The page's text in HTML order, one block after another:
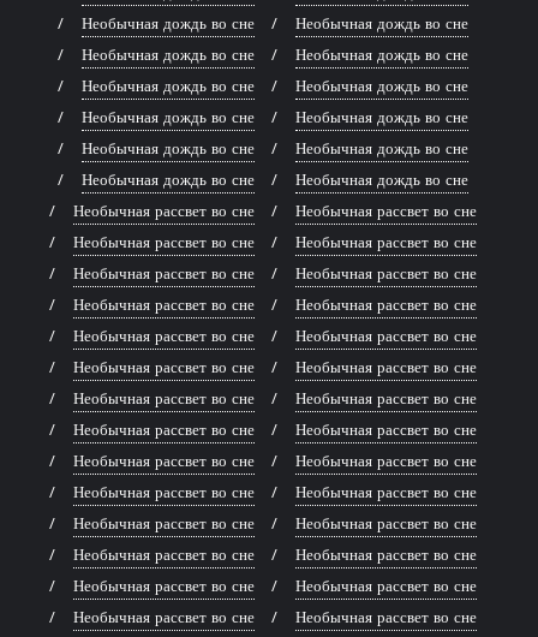
Необычная дождь во сне
Необычная дождь во сне
Необычная дождь во сне
Необычная дождь во сне
Необычная дождь во сне
Необычная дождь во сне
Необычная дождь во сне
Необычная дождь во сне
Необычная дождь во сне
Необычная дождь во сне
Необычная дождь во сне
Необычная дождь во сне
Необычная рассвет во сне
Необычная рассвет во сне
Необычная рассвет во сне
Необычная рассвет во сне
Необычная рассвет во сне
Необычная рассвет во сне
Необычная рассвет во сне
Необычная рассвет во сне
Необычная рассвет во сне
Необычная рассвет во сне
Необычная рассвет во сне
Необычная рассвет во сне
Необычная рассвет во сне
Необычная рассвет во сне
Необычная рассвет во сне
Необычная рассвет во сне
Необычная рассвет во сне
Необычная рассвет во сне
Необычная рассвет во сне
Необычная рассвет во сне
Необычная рассвет во сне
Необычная рассвет во сне
Необычная рассвет во сне
Необычная рассвет во сне
Необычная рассвет во сне
Необычная рассвет во сне
Необычная рассвет во сне
Необычная рассвет во сне